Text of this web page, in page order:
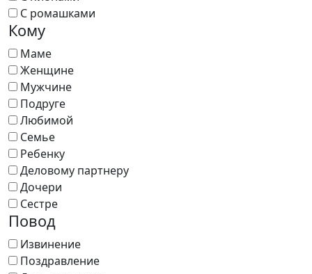
С ромашками
Кому
Маме
Женщине
Мужчине
Подруге
Любимой
Семье
Ребенку
Деловому партнеру
Дочери
Сестре
Повод
Извинение
Поздравление